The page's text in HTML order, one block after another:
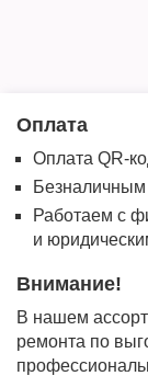
Оплата
Оплата QR-
Безналичным
Работаем с
и
Внимание!
В нашем
ремонта по